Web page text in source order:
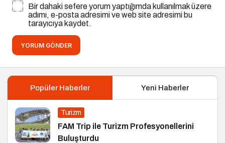
Bir dahaki sefere yorum yaptığımda kullanılmak üzere
adımı, e-posta adresimi ve web site adresimi bu
tarayıcıya kaydet.
YORUM GÖNDER
Popüler Haberler Yeni Haberler
Turizm
FAM Trip ile Turizm Profesyonellerini
Buluşturdu